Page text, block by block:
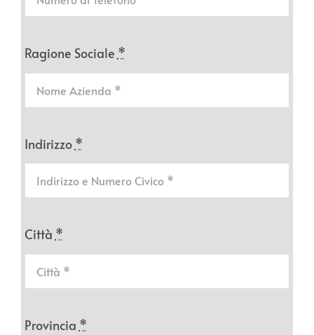
Ragione Sociale *
Indirizzo *
Città *
Provincia *